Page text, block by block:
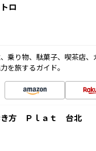
ロ
乗り物、駄菓子、喫茶店
を旅するガイド。
方 Ｐｌａｔ 台北